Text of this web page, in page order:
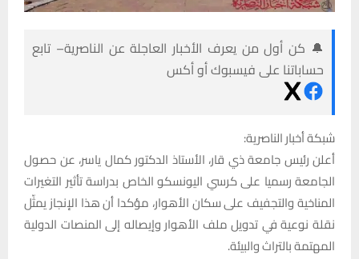
🔔 كن أول من يعرف الأخبار العاجلة عن الناصرية– تابع
حساباتنا على فيسبوك أو أكس
شبكة أخبار الناصرية:
أعلن رئيس جامعة ذي قار، الأستاذ الدكتور كمال ياسر، عن حصول
الجامعة رسميا على كرسي اليونسكو الخاص بدراسة تأثير التغيرات
المناخية والتجفيف على سكان الأهوار، مؤكدا أن هذا الإنجاز يمثّل
نقلة نوعية في تدويل ملف الأهوار وإيصاله إلى المنصات الدولية
المهتمة بالتراث والبيئة.